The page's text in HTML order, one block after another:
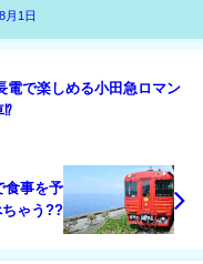
月1日
電で楽しめる小田急ロマン
⁉
食事を予
ちゃう??